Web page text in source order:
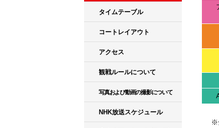
タイムテーブル
コートレイアウト
アクセス
観戦ルールについて
写真および動画の撮影について
NHK放送スケジュール
※